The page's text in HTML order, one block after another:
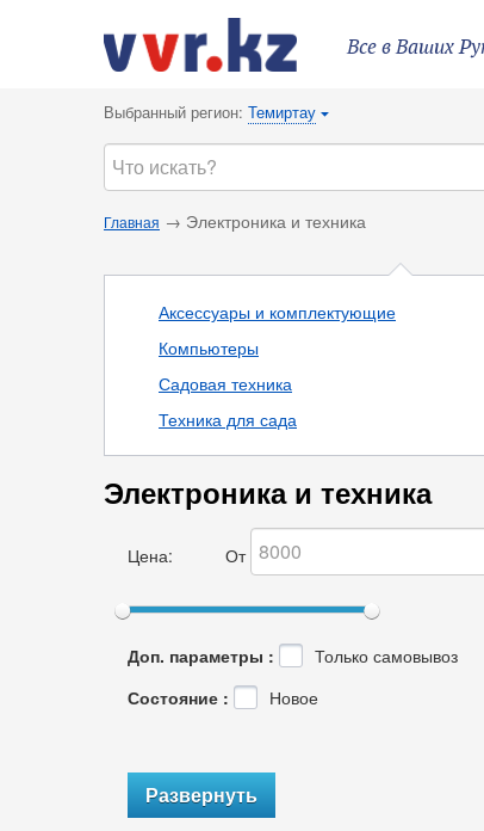
Все в Ваших
Выбранный регион: Темиртау {
Главная → Электроника и техника
Аксессуары и комплектующие
Компьютеры
Садовая техника
Техника для сада
Электроника и техника
Цена: От
Доп. параметры :
Только самовывоз
Состояние :
Новое
Развернуть